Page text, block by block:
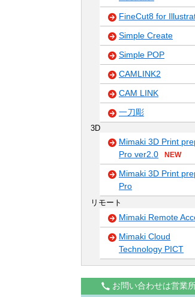
FineCut8 for
Simple Create
Simple POP
CAMLINK2
CAM LINK
一刀彫
3D
Mimaki 3D Print
Pro ver2.0
NEW
Mimaki 3D Print
Pro
リモート
Mimaki Remote
Mimaki Cloud
Technology PICT
お問い合わせは営業